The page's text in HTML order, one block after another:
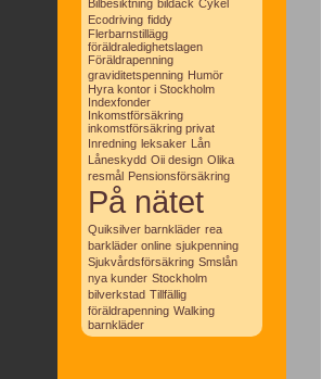
Bilbesiktning bildäck Cykel
Ecodriving fiddy
Flerbarnstillägg
föräldraledighetslagen
Föräldrapenning
graviditetspenning Humör
Hyra kontor i Stockholm
Indexfonder
Inkomstförsäkring
inkomstförsäkring privat
Inredning leksaker Lån
Låneskydd Oii design Olika
resmål Pensionsförsäkring
På nätet
Quiksilver barnkläder rea
barkläder online sjukpenning
Sjukvårdsförsäkring Smslån
nya kunder Stockholm
bilverkstad Tillfällig
föräldrapenning Walking
barnkläder